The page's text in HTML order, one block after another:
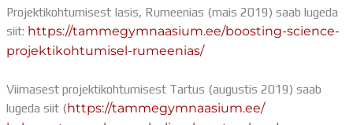
Projektikohtumisest Iasis, Rumeenias (mais 2019) saab lugeda
siit: https://tammegymnaasium.ee/boosting-science-
projektikohtumisel-rumeenias/
Viimasest projektikohtumisest Tartus (augustis 2019) saab
lugeda siit (https://tammegymnaasium.ee/